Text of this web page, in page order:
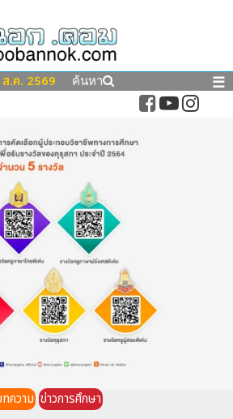
.ค. 2569 ค้นหา ☰
ความ ข่าวการศึกษา